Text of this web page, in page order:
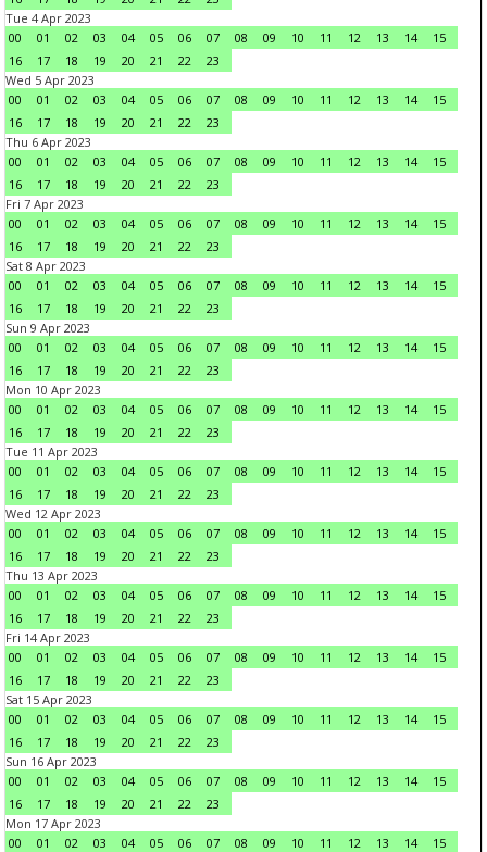
Tue 4 Apr 2023
00
01 02 03 04 05 06 07 08 09 10 11 12 13 14
15
16
17 18 19 20 21 22
23
Wed 5 Apr 2023
00
01 02 03 04 05 06 07 08 09 10 11 12 13 14
15
16
17 18 19 20 21 22
23
Thu 6 Apr 2023
00
01 02 03 04 05 06 07 08 09 10 11 12 13 14
15
16
17 18 19 20 21 22
23
Fri 7 Apr 2023
00
01 02 03 04 05 06 07 08 09 10 11 12 13 14
15
16
17 18 19 20 21 22
23
Sat 8 Apr 2023
00
01 02 03 04 05 06 07 08 09 10 11 12 13 14
15
16
17 18 19 20 21 22
23
Sun 9 Apr 2023
00
01 02 03 04 05 06 07 08 09 10 11 12 13 14
15
16
17 18 19 20 21 22
23
Mon 10 Apr 2023
00
01 02 03 04 05 06 07 08 09 10 11 12 13 14
15
16
17 18 19 20 21 22
23
Tue 11 Apr 2023
00
01 02 03 04 05 06 07 08 09 10 11 12 13 14
15
16
17 18 19 20 21 22
23
Wed 12 Apr 2023
00
01 02 03 04 05 06 07 08 09 10 11 12 13 14
15
16
17 18 19 20 21 22
23
Thu 13 Apr 2023
00
01 02 03 04 05 06 07 08 09 10 11 12 13 14
15
16
17 18 19 20 21 22
23
Fri 14 Apr 2023
00
01 02 03 04 05 06 07 08 09 10 11 12 13 14
15
16
17 18 19 20 21 22
23
Sat 15 Apr 2023
00
01 02 03 04 05 06 07 08 09 10 11 12 13 14
15
16
17 18 19 20 21 22
23
Sun 16 Apr 2023
00
01 02 03 04 05 06 07 08 09 10 11 12 13 14
15
16
17 18 19 20 21 22
23
Mon 17 Apr 2023
00
01 02 03 04 05 06 07 08 09 10 11 12 13 14
15